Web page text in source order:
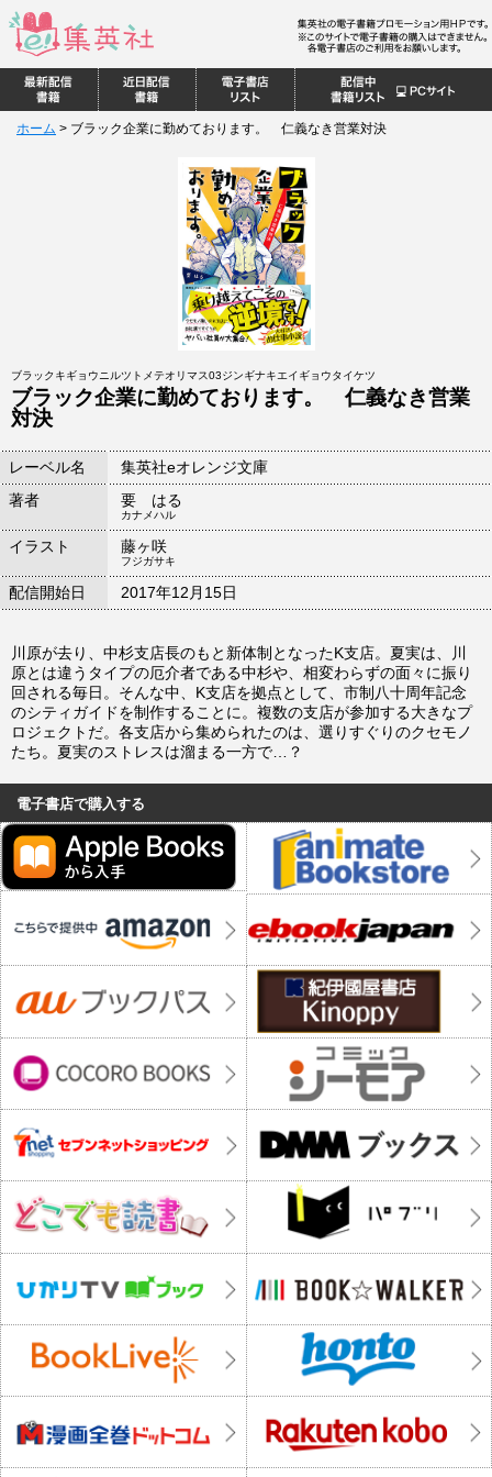
ホーム > ブラック企業に勤めております。 仁義なき営業対決
ブラックキギョウニルツトメテオリマス03ジンギナキエイギョウタイケツ
ブラック企業に勤めております。 仁義なき営業
対決
レーベル名
集英社eオレンジ文庫
著者
要 はる
カナメハル
イラスト 藤ヶ咲
フジガサキ
配信開始日 2017年12月15日
川原が去り、中杉支店長のもと新体制となったK支店。夏実は、川
原とは違うタイプの厄介者である中杉や、相変わらずの面々に振り
回される毎日。そんな中、K支店を拠点として、市制八十周年記念
のシティガイドを制作することに。複数の支店が参加する大きなプ
ロジェクトだ。各支店から集められたのは、選りすぐりのクセモノ
たち。夏実のストレスは溜まる一方で…？
電子書店で購入する